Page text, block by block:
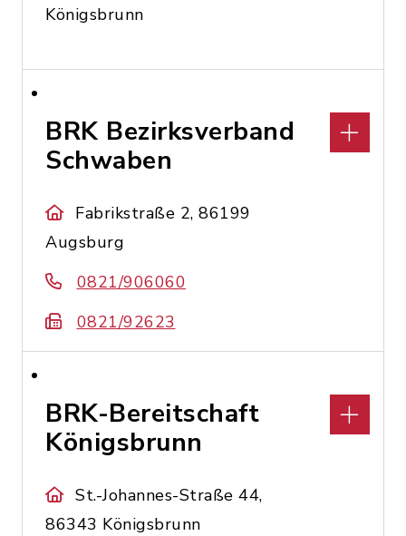
Königsbrunn
BRK Bezirksverband
Schwaben
Fabrikstraße 2, 86199
Augsburg
0821/906060
0821/92623
BRK-Bereitschaft
Königsbrunn
St.-Johannes-Straße 44,
86343 Königsbrunn